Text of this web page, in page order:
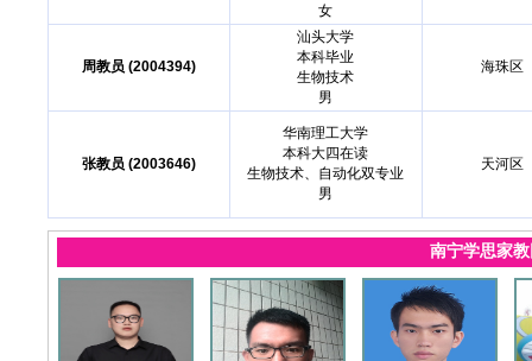
女
周教员 (2004394)
汕头大学
本科毕业
生物技术
男
海珠区
张教员 (2003646)
华南理工大学
本科大四在读
生物技术、自动化双专业
男
天河区
南宁学思家